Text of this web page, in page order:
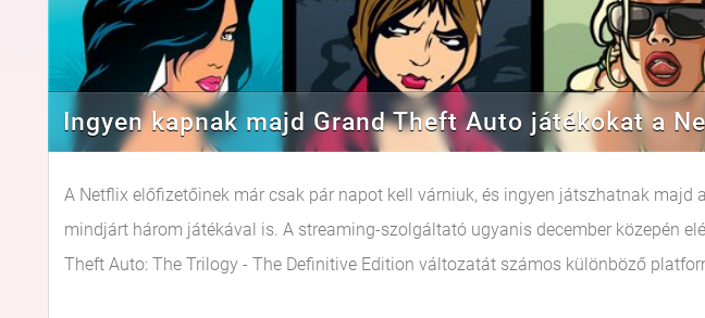
Ingyen kapnak majd Grand Theft Auto játékokat a
A Netflix előfizetőinek már csak pár napot kell várniuk, és ingyen játszhatnak majd
mindjárt három játékával is. A streaming-szolgáltató ugyanis december közepén
Theft Auto: The Trilogy - The Definitive Edition változatát számos különböző